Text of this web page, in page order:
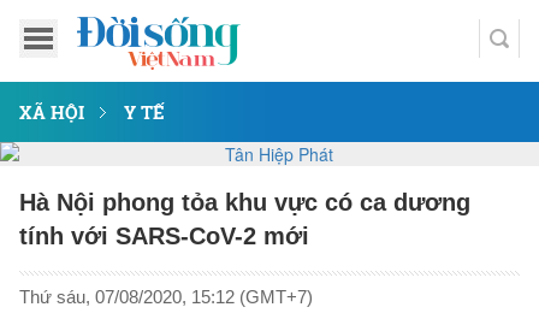
XÃ HỘI Y TẾ
Hà Nội phong tỏa khu vực có ca dương
tính với SARS-CoV-2 mới
Thứ sáu, 07/08/2020, 15:12 (GMT+7)